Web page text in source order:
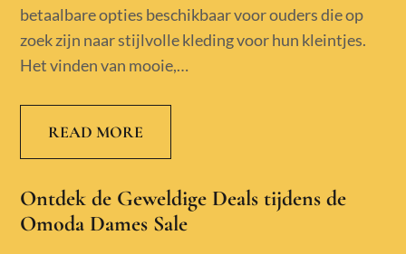
betaalbare opties beschikbaar voor ouders die op
zoek zijn naar stijlvolle kleding voor hun kleintjes.
Het vinden van mooie,…
READ MORE
Ontdek de Geweldige Deals tijdens de
Omoda Dames Sale